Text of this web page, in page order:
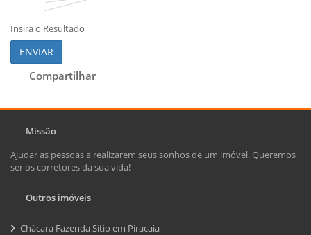
Insira o Resultado
ENVIAR
Compartilhar
Missão
Ajudar as pessoas a realizarem seus sonhos de um imóvel. Queremos
ser os corretores da sua vida!
Outros imóveis
Chácara Fazenda Sítio em Piracaia